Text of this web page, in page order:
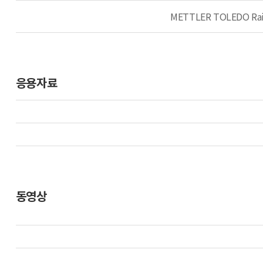
METTLER TOLEDO
응용자료
동영상